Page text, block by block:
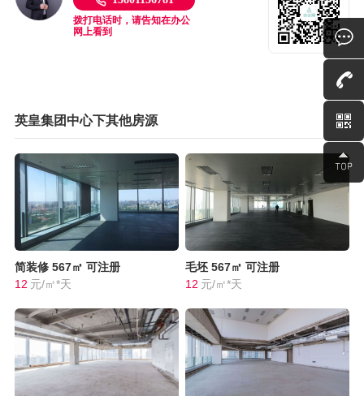
拨打电话时，请告知在办公
网上看到
英皇集团中心下其他房源
简装修 567㎡ 可注册
12 元/㎡*天
毛坯 567㎡ 可注册
12 元/㎡*天